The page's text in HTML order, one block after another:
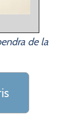
de la